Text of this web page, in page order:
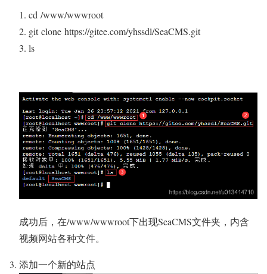
cd /www/wwwroot
gitclone https://gitee.com/yhssdl/SeaCMS.git
ls
成功后，在/www/wwwroot下出现SeaCMS文件夹，内含
视频网站各种文件。
添加一个新的站点